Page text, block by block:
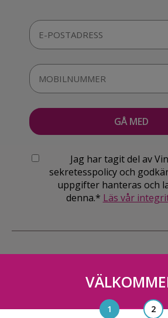
Jag har tagit del av
sekretesspolicy och
uppgifter hanteras och
denna.* Läs vår
Vinguiden Nordic